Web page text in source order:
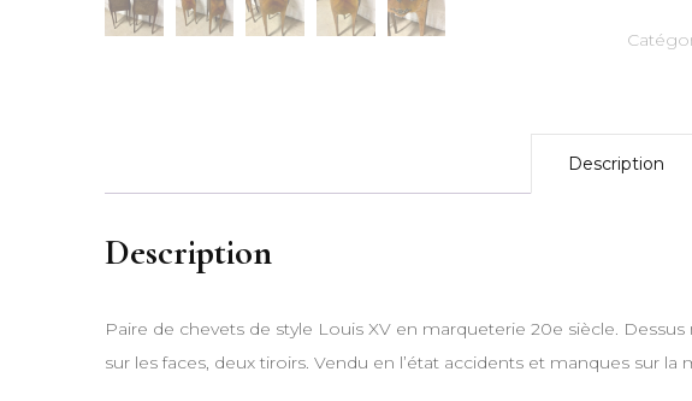
Description
Description
Paire de chevets de style Louis XV en marqueterie 20e siècle.
sur les faces, deux tiroirs. Vendu en l’état accidents et manques sur la